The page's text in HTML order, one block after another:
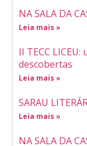
NA SALA DA
Leia mais »
II TECC
descobertas
Leia mais »
SARAU
Leia mais »
NA SALA DA